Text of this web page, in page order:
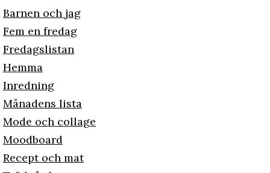
Barnen och jag
Fem en fredag
Fredagslistan
Hemma
Inredning
Månadens lista
Mode och collage
Moodboard
Recept och mat